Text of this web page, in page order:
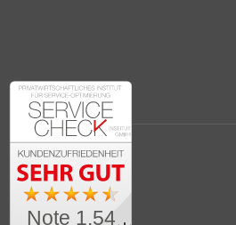
Note 1.54